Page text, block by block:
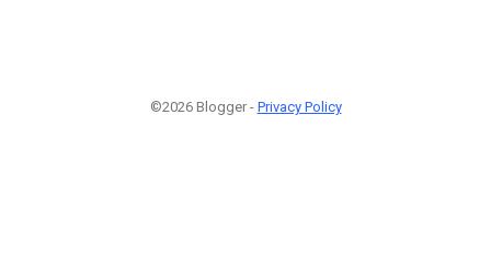
©2026 Blogger - Privacy Policy